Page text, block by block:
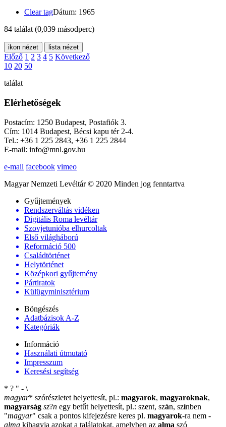
Clear tagDátum: 1965
84 találat (0,039 másodperc)
ikon nézet lista nézet
Előző 1 2 3 4 5 Következő
10 20 50
találat
Elérhetőségek
Postacím: 1250 Budapest, Postafiók 3.
Cím: 1014 Budapest, Bécsi kapu tér 2-4.
Tel.: +36 1 225 2843, +36 1 225 2844
E-mail: info@mnl.gov.hu
e-mail facebook vimeo
Magyar Nemzeti Levéltár © 2020 Minden jog fenntartva
Gyűjtemények
Rendszerváltás vidéken
Digitális Roma levéltár
Szovjetunióba elhurcoltak
Első világháború
Reformáció 500
Családtörténet
Helytörténet
Középkori gyűjtemény
Pártiratok
Külügyminisztérium
Böngészés
Adatbázisok A-Z
Kategóriák
Információ
Használati útmutató
Impresszum
Keresési segítség
* ? " - \
magyar* szórészletet helyettesít, pl.: magyarok, magyaroknak,
magyarság sz?n egy betűt helyettesít, pl.: szent, szán, színben
"magyar" csak a pontos kifejezésre keres pl. magyarok-ra nem -
alma kihagyja azokat a találatokat, amelyben az alma szó